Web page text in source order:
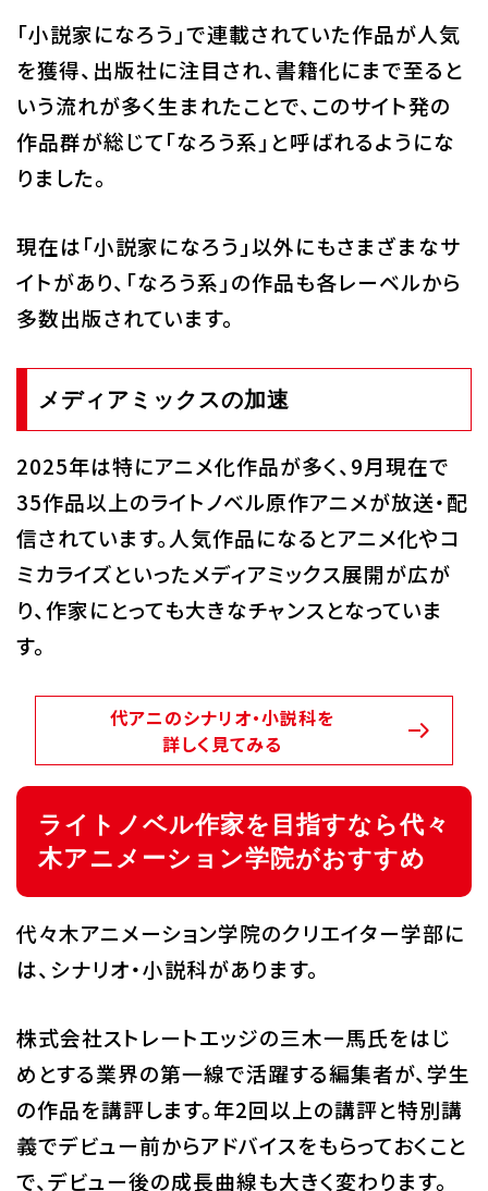
「小説家になろう」で連載されていた作品が人気
を獲得、出版社に注目され、書籍化にまで至ると
いう流れが多く生まれたことで、このサイト発の
作品群が総じて「なろう系」と呼ばれるようにな
りました。
現在は「小説家になろう」以外にもさまざまなサ
イトがあり、「なろう系」の作品も各レーベルから
多数出版されています。
メディアミックスの加速
2025年は特にアニメ化作品が多く、9月現在で
35作品以上のライトノベル原作アニメが放送・配
信されています。人気作品になるとアニメ化やコ
ミカライズといったメディアミックス展開が広が
り、作家にとっても大きなチャンスとなっていま
す。
代アニのシナリオ・小説科を
詳しく見てみる
ライトノベル作家を目指すなら代々
木アニメーション学院がおすすめ
代々木アニメーション学院のクリエイター学部に
は、シナリオ・小説科があります。
株式会社ストレートエッジの三木一馬氏をはじ
めとする業界の第一線で活躍する編集者が、学生
の作品を講評します。年2回以上の講評と特別講
義でデビュー前からアドバイスをもらっておくこと
で、デビュー後の成長曲線も大きく変わります。